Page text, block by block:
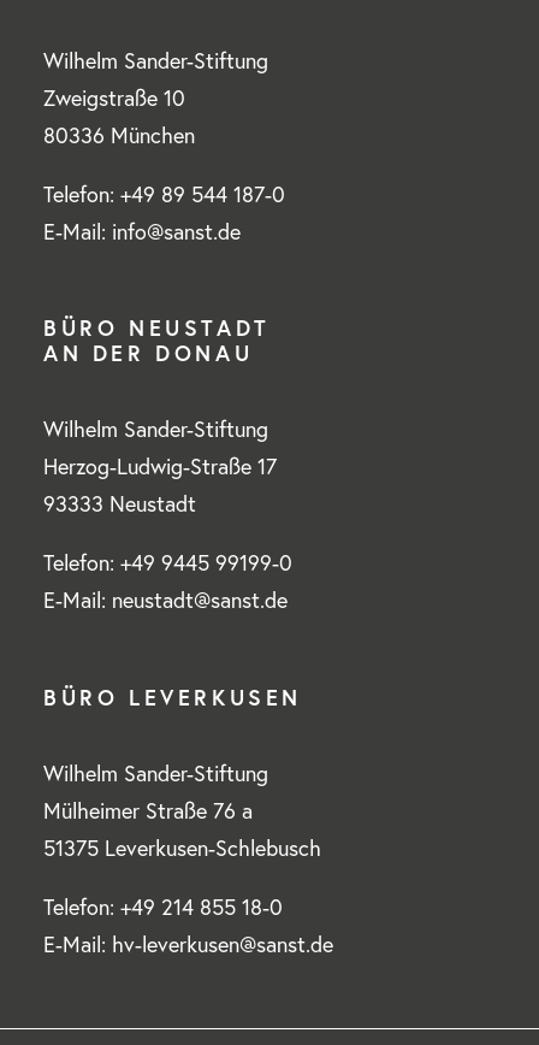
Wilhelm Sander-Stiftung
Zweigstraße 10
80336 München
Telefon: +49 89 544 187-0
E-Mail: info@sanst.de
BÜRO NEUSTADT
AN DER DONAU
Wilhelm Sander-Stiftung
Herzog-Ludwig-Straße 17
93333 Neustadt
Telefon: +49 9445 99199-0
E-Mail: neustadt@sanst.de
BÜRO LEVERKUSEN
Wilhelm Sander-Stiftung
Mülheimer Straße 76 a
51375 Leverkusen-Schlebusch
Telefon: +49 214 855 18-0
E-Mail: hv-leverkusen@sanst.de